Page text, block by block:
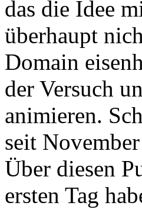
das die Idee
überhaupt
Domain
der Versuch
animieren.
seit
Über diesen
ersten Tag